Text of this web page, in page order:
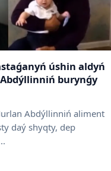
úshin aldyń
burynǵy
Abdýllinniń aliment
daý shyqty, dep